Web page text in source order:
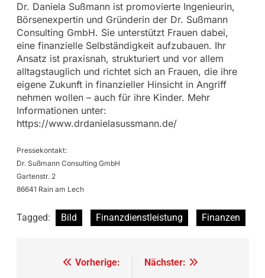
Dr. Daniela Sußmann ist promovierte Ingenieurin,
Börsenexpertin und Gründerin der Dr. Sußmann
Consulting GmbH. Sie unterstützt Frauen dabei,
eine finanzielle Selbständigkeit aufzubauen. Ihr
Ansatz ist praxisnah, strukturiert und vor allem
alltagstauglich und richtet sich an Frauen, die ihre
eigene Zukunft in finanzieller Hinsicht in Angriff
nehmen wollen – auch für ihre Kinder. Mehr
Informationen unter:
https://www.drdanielasussmann.de/
Pressekontakt:
Dr. Sußmann Consulting GmbH
Gartenstr. 2
86641 Rain am Lech
Tagged: Bild Finanzdienstleistung Finanzen
Beitragsnavigation
Vorherige:
Nächster: